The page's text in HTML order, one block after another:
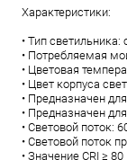
Характеристики:
• Тип
• Потребляемая
• Цветовая
• Цвет корпуса
• Предназначен
• Предназначен
• Световой поток:
• Световой поток
• Значение CRI ≥ 80